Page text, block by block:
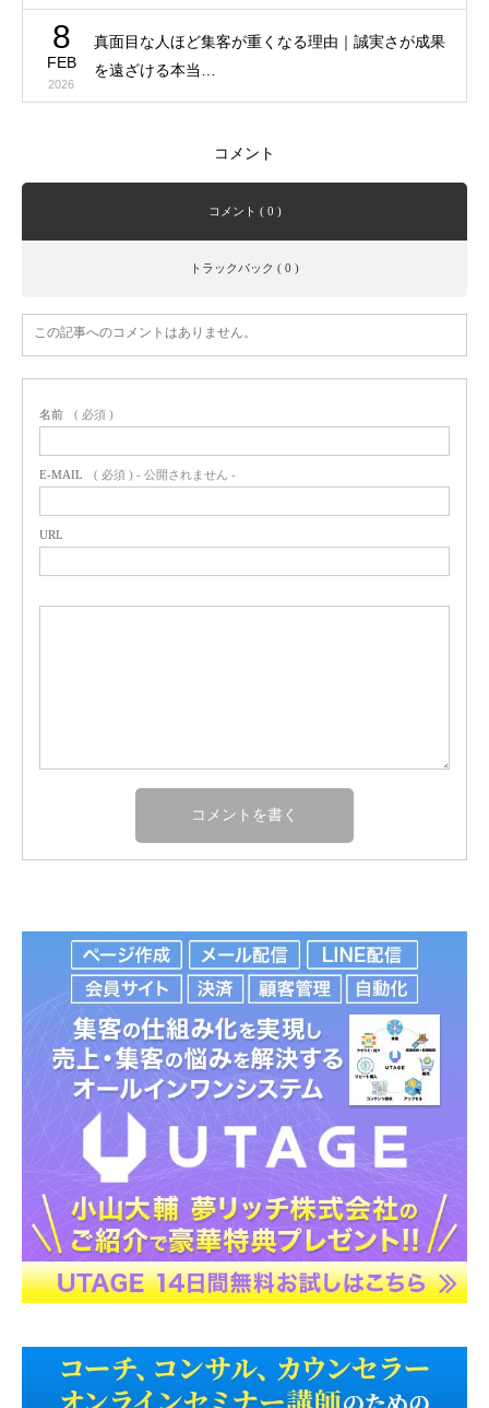
8
FEB
2026
真面目な人ほど集客が重くなる理由｜誠実さが成果
を遠ざける本当…
コメント
コメント ( 0 )
トラックバック ( 0 )
この記事へのコメントはありません。
名前 ( 必須 )
E-MAIL ( 必須 ) - 公開されません -
URL